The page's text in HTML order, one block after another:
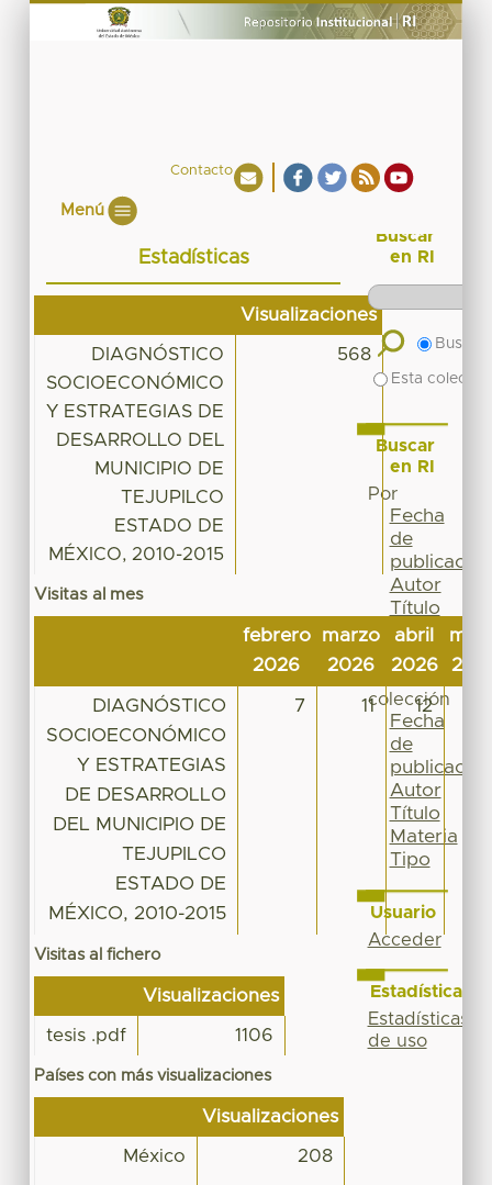
Contacto
Menú
Estadísticas
Visualizaciones
DIAGNÓSTICO
SOCIOECONÓMICO
Y ESTRATEGIAS DE
DESARROLLO DEL
MUNICIPIO DE
TEJUPILCO
ESTADO DE
MÉXICO, 2010-2015
568
Visitas al mes
febrero
2026
marzo
2026
abril
2026
DIAGNÓSTICO
SOCIOECONÓMICO
Y ESTRATEGIAS
DE DESARROLLO
DEL MUNICIPIO DE
TEJUPILCO
ESTADO DE
MÉXICO, 2010-2015
7 11 12
Visitas al fichero
Visualizaciones
tesis .pdf 1106
Países con más visualizaciones
Visualizaciones
México 208
Buscar
en RI
Buscar
Esta
Buscar
en RI
Por
Fecha
de
publicación
Autor
Título
Materia
Tipo
colección
Fecha
de
publicación
Autor
Título
Materia
Tipo
Usuario
Acceder
Estadísticas
Estadísticas
de uso